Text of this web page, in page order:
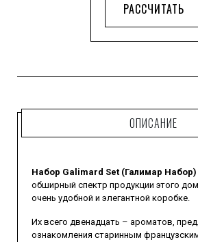
РАССЧИТАТЬ
ОПИСАНИЕ
Набор Galimard Set (Галимар Набор)
обширный спектр продукции этого
очень удобной и элегантной коробке.
Их всего двенадцать – ароматов,
ознакомления старинным